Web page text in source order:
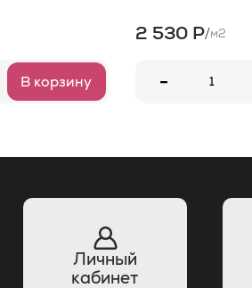
В корзину
2 530 Р/м2
-
Личный
кабинет